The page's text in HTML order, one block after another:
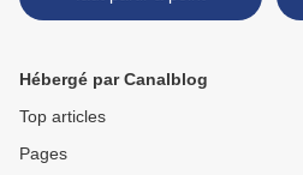
Hébergé par Canalblog
Top articles
Pages